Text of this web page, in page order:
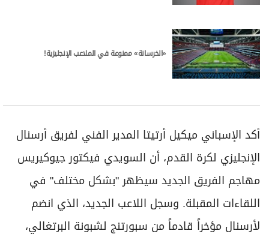
«الخرسانة» ممنوعة في الملاعب الإنجليزية!
أكد الإسباني ميكيل أرتيتا المدير الفني لفريق أرسنال
الإنجليزي لكرة القدم، أن السويدي فيكتور جيوكيريس
مهاجم الفريق الجديد سيظهر "بشكل مختلف" في
اللقاءات المقبلة. وسجل اللاعب الجديد، الذي انضم
لأرسنال مؤخراً قادماً من سبورتنج لشبونة البرتغالي،